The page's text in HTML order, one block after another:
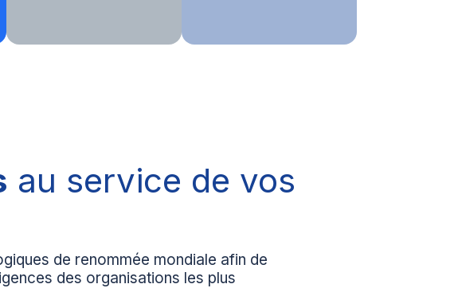
au service de vos
de renommée mondiale afin de
des organisations les plus